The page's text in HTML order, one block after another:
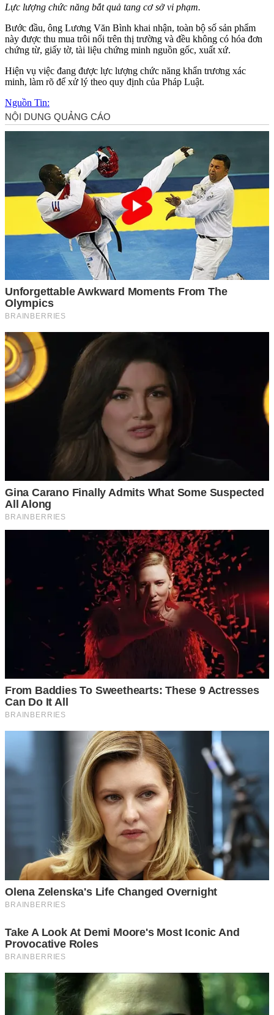
Lực lượng chức năng bắt quả tang cơ sở vi phạm.
Bước đầu, ông Lương Văn Bình khai nhận, toàn bộ số sản phẩm
này được thu mua trôi nổi trên thị trường và đều không có hóa đơn
chứng từ, giấy tờ, tài liệu chứng minh nguồn gốc, xuất xứ.
Hiện vụ việc đang được lực lượng chức năng khẩn trương xác
minh, làm rõ để xử lý theo quy định của Pháp Luật.
Nguồn Tin: